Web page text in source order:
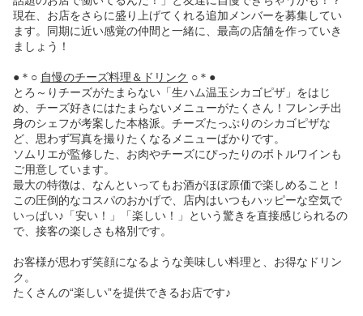
現在、お店をさらに盛り上げてくれる追加メンバーを募集してい
ます。同期に近い感覚の仲間と一緒に、最高の店舗を作っていき
ましょう！
●＊○ 自慢のチーズ料理＆ドリンク ○＊●
とろ～りチーズがたまらない「生ハム温玉シカゴピザ」をはじ
め、チーズ好きにはたまらないメニューがたくさん！フレンチ出
身のシェフが考案した本格派。チーズたっぷりのシカゴピザな
ど、思わず写真を撮りたくなるメニューばかりです。
ソムリエが監修した、お肉やチーズにぴったりのボトルワインも
ご用意しています。
最大の特徴は、なんといってもお酒がほぼ原価で楽しめること！
この圧倒的なコスパのおかげで、店内はいつもハッピーな空気で
いっぱい♪「安い！」「楽しい！」という驚きを直接感じられるの
で、接客の楽しさも格別です。
お客様が思わず笑顔になるような美味しい料理と、お得なドリン
ク。
たくさんの“楽しい”を提供できるお店です♪